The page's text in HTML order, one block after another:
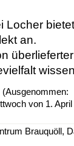
Locher
an.
von 1. April
Brauquöll,